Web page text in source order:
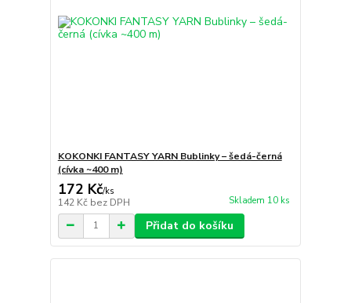
KOKONKI FANTASY YARN Bublinky – šedá-černá
(cívka ~400 m)
172 Kč/ks
142 Kč bez DPH Skladem 10 ks
Přidat do košíku